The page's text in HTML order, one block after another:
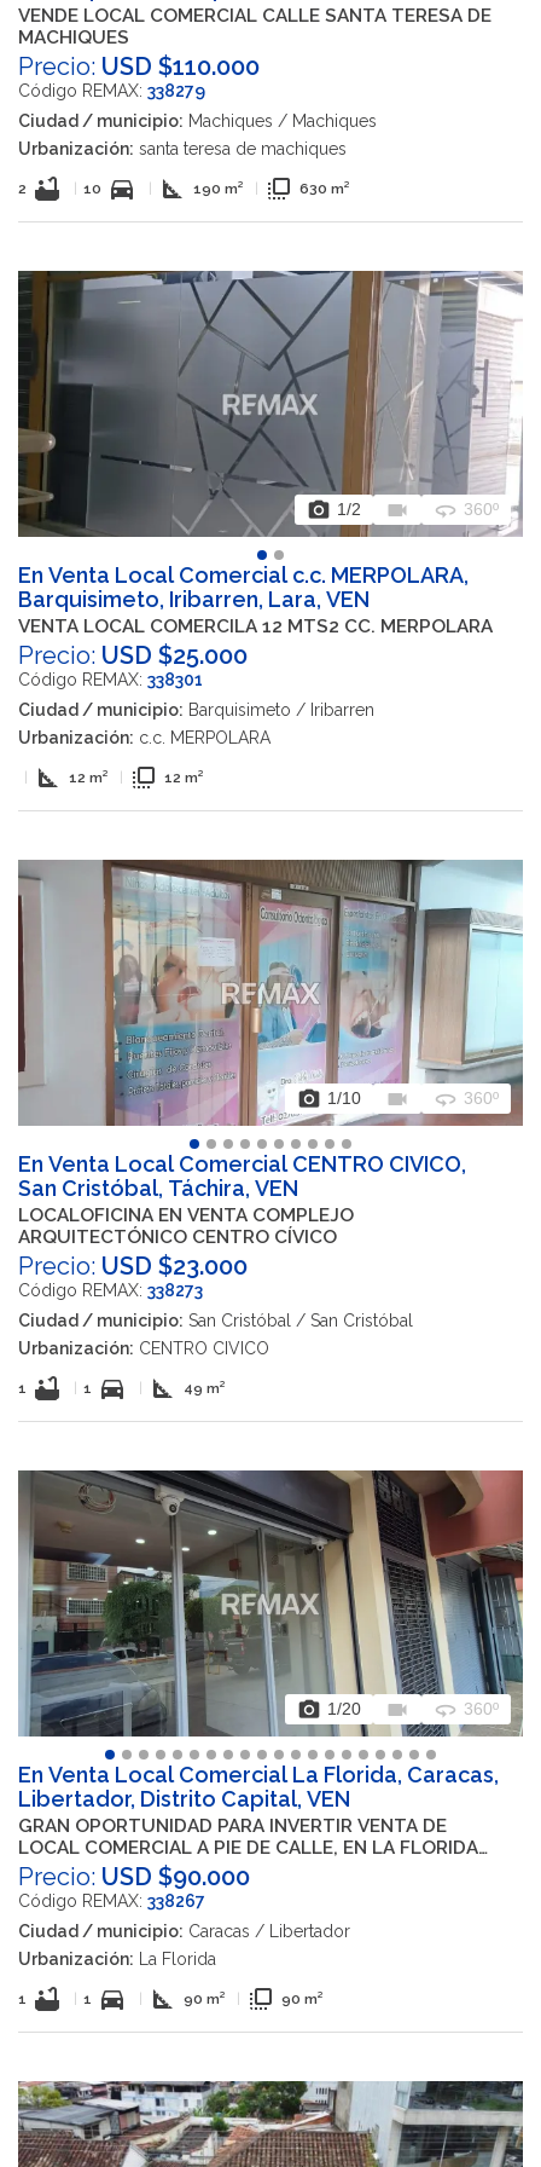
VENDE LOCAL COMERCIAL CALLE SANTA TERESA DE
MACHIQUES
Precio: USD $110.000
Código REMAX: 338279
Ciudad / municipio: Machiques / Machiques
Urbanización: santa teresa de machiques
2 bathtub 10 directions_car square_foot 190 m² flip_to_front 630 m²
photo_camera 1/2 videocam 360 360º
En Venta Local Comercial c.c. MERPOLARA,
Barquisimeto, Iribarren, Lara, VEN
VENTA LOCAL COMERCILA 12 MTS2 CC. MERPOLARA
Precio: USD $25.000
Código REMAX: 338301
Ciudad / municipio: Barquisimeto / Iribarren
Urbanización: c.c. MERPOLARA
square_foot 12 m² flip_to_front 12 m²
photo_camera 1/10 videocam 360 360º
En Venta Local Comercial CENTRO CIVICO,
San Cristóbal, Táchira, VEN
LOCALOFICINA EN VENTA COMPLEJO
ARQUITECTÓNICO CENTRO CÍVICO
Precio: USD $23.000
Código REMAX: 338273
Ciudad / municipio: San Cristóbal / San Cristóbal
Urbanización: CENTRO CIVICO
1 bathtub 1 directions_car square_foot 49 m²
photo_camera 1/20 videocam 360 360º
En Venta Local Comercial La Florida, Caracas,
Libertador, Distrito Capital, VEN
GRAN OPORTUNIDAD PARA INVERTIR VENTA DE
LOCAL COMERCIAL A PIE DE CALLE, EN LA FLORIDA
RESIDENCIAS CELTA III
Precio: USD $90.000
Código REMAX: 338267
Ciudad / municipio: Caracas / Libertador
Urbanización: La Florida
1 bathtub 1 directions_car square_foot 90 m² flip_to_front 90 m²